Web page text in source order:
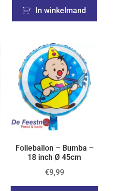
In winkelmand
Folieballon – Bumba –
18 inch Ø 45cm
€9,99